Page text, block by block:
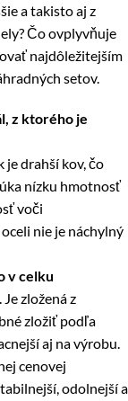
a takisto aj z
Čo ovplyvňuje
najdôležitejším
setov.
z ktorého je
drahší kov, čo
nízku hmotnosť
voči
nie je náchylný
v celku
zložená z
zložiť podľa
aj na výrobu.
cenovej
odolnejší a